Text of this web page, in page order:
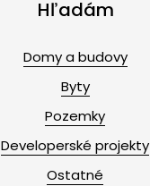
Hľadám
Domy a budovy
Byty
Pozemky
Developerské projekty
Ostatné